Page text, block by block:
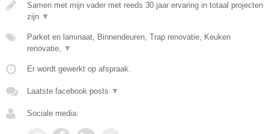
Samen met mijn vader met reeds 30 jaar ervaring in totaal projecten
zijn ▼
Parket en laminaat, Binnendeuren, Trap renovatie, Keuken
renovatie, ▼
Er wordt gewerkt op afspraak.
Laatste facebook posts ▼
Sociale media: